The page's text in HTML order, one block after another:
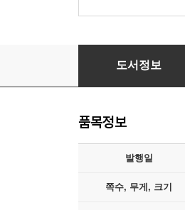
헨델 극장
도서정보
품목정보
발행일
쪽수, 무게, 크기